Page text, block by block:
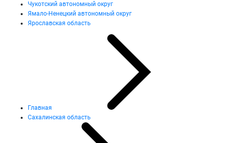
Чукотский автономный округ
Ямало-Ненецкий автономный округ
Ярославская область
Главная
Сахалинская область